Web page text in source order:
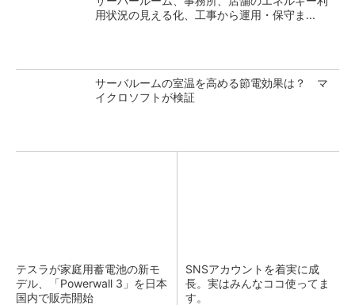
用状況の見える化、工事から運用・保守ま...
サーバルームの室温を高める節電効果は？ マ
イクロソフトが検証
テスラが家庭用蓄電池の新モ
デル、「Powerwall 3」を日本
国内で販売開始
SNSアカウントを着実に成
長。実はみんなココ使ってま
す。